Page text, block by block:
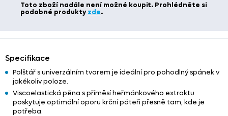
Toto zboží nadále není možné koupit. Prohlédněte si
podobné produktyzde.
Specifikace
Polštář s univerzálním tvarem je ideální pro pohodlný spánek v
jakékoliv poloze.
Viscoelastická pěna s příměsí heřmánkového extraktu
poskytuje optimální oporu krční páteři přesně tam, kde je
potřeba.